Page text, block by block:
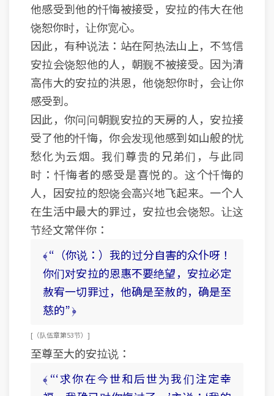
他感受到他的忏悔被接受，安拉的伟大在他
饶恕你时，让你宽心。
因此，有种说法：站在阿热法山上，不笃信
安拉会饶恕他的人，朝觐不被接受。因为清
高伟大的安拉的洪恩，他饶恕你时，会让你
感受到。
因此，你问问朝觐安拉的天房的人，安拉接
受了他的忏悔，你会发现他感到如山般的忧
愁化为云烟。我们尊贵的兄弟们，与此同
时：忏悔者的感受是喜悦的。这个忏悔的
人，因安拉的恕饶会高兴地飞起来。一个人
在生活中最大的罪过，安拉也会饶恕。让这
节经文常伴你：
﴾ “（你说：）我的过分自害的众仆呀！
你们对安拉的恩惠不要绝望，安拉必定
赦宥一切罪过，他确是至赦的，确是至
慈的” ﴿
[ （队伍章 第53节） ]
至尊至大的安拉说：
﴾ “‘求你在今世和后世为我们注定幸